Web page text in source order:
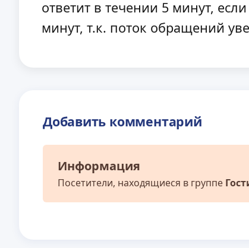
ответит в течении 5 минут,
минут, т.к. поток обращений
Добавить комментарий
Информация
Посетители, находящиеся в группе